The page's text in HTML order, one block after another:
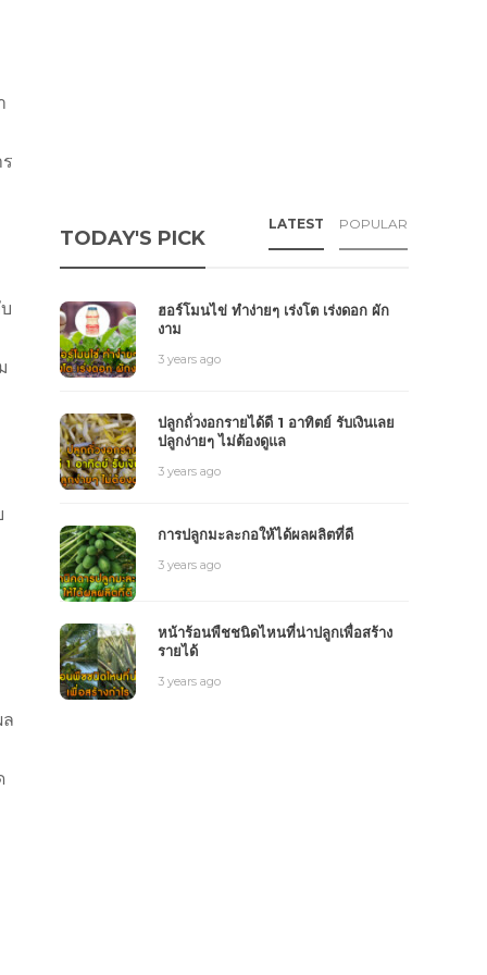
TODAY'S PICK
LATEST POPULAR
ฮอร์โมนไข่ ทำง่ายๆ เร่งโต เร่งดอก ผัก
งาม
3 years ago
ปลูกถั่วงอกรายได้ดี 1 อาทิตย์ รับเงินเลย
ปลูกง่ายๆ ไม่ต้องดูแล
3 years ago
การปลูกมะละกอให้ได้ผลผลิตที่ดี
3 years ago
หน้าร้อนพืชชนิดไหนที่น่าปลูกเพื่อสร้าง
รายได้
3 years ago